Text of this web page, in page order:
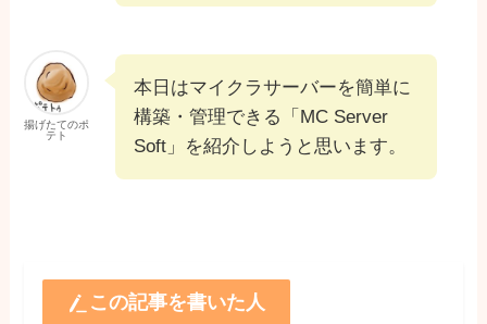
揚げたてのポ
テト
本日はマイクラサーバーを簡単に
構築・管理できる「MC Server
Soft」を紹介しようと思います。
この記事を書いた人